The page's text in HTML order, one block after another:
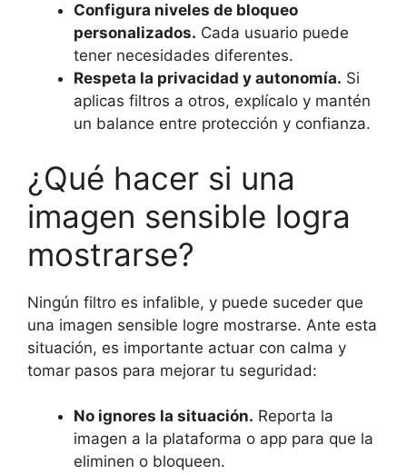
Configura niveles de bloqueo
personalizados. Cada usuario puede
tener necesidades diferentes.
Respeta la privacidad y autonomía. Si
aplicas filtros a otros, explícalo y mantén
un balance entre protección y confianza.
¿Qué hacer si una
imagen sensible logra
mostrarse?
Ningún filtro es infalible, y puede suceder que
una imagen sensible logre mostrarse. Ante esta
situación, es importante actuar con calma y
tomar pasos para mejorar tu seguridad:
No ignores la situación. Reporta la
imagen a la plataforma o app para que la
eliminen o bloqueen.